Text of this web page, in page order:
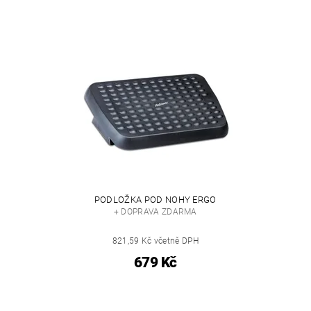
PODLOŽKA POD NOHY ERGO
+ DOPRAVA ZDARMA
821,59 Kč včetně DPH
679 Kč